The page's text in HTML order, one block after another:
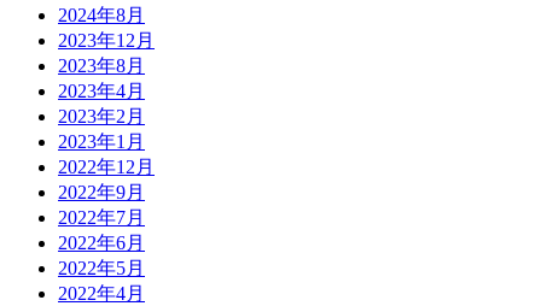
2024年8月
2023年12月
2023年8月
2023年4月
2023年2月
2023年1月
2022年12月
2022年9月
2022年7月
2022年6月
2022年5月
2022年4月